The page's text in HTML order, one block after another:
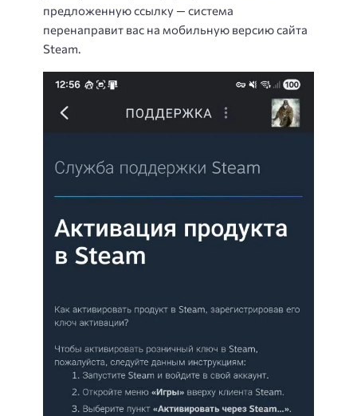
предложенную ссылку — система
перенаправит вас на мобильную версию сайта
Steam.